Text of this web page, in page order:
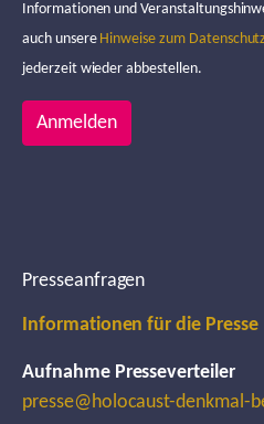
Informationen und
auch unsere Hinweise zum Datenschutz
jederzeit wieder abbestellen.
Anmelden
Presseanfragen
Informationen für die Presse
Aufnahme Presseverteiler
presse@holocaust-denkmal-